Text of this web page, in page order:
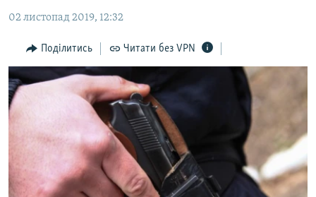
основної
Перейти
до
пошуку
БЛОГИ
ПОГЛЯД
ІНТЕРВ'Ю
ВСЕ ЗА ДЕНЬ
СПЕЦПРОЕКТИ
ВІДЕОУРОКИ «ELIFBE»
ЯК ОБІЙТИ БЛОКУВАННЯ
Русский
02 листопад 2019, 12:32
Поділитись Читати без VPN